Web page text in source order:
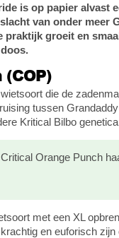
is op papier alvast
van onder meer
praktijk groeit en
die de
tussen
Kritical Bilbo
Orange Punch
met een XL
en euforisch zijn